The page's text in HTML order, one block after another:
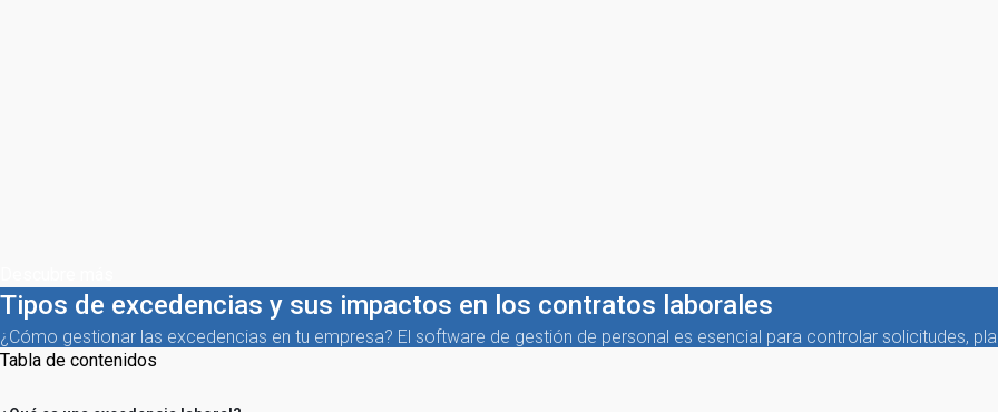
Tipos de excedencias​ y sus impactos en los contratos laborales
¿Cómo gestionar las excedencias en tu empresa? El software de gestión de personal es esencial para controlar solicitudes,
Tabla de contenidos